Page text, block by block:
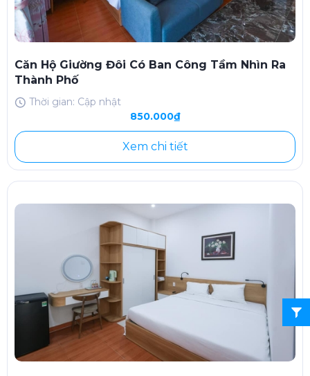
Căn Hộ Giường Đôi Có Ban Công Tầm Nhìn Ra
Thành Phố
Thời gian: Cập nhật
850.000₫
Xem chi tiết